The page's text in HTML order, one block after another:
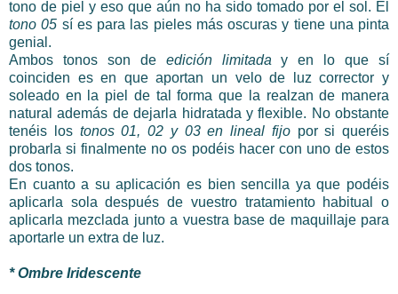
tono de piel y eso que aún no ha sido tomado por el sol. El
tono 05 sí es para las pieles más oscuras y tiene una pinta
genial.
Ambos tonos son de edición limitaday en lo que sí
coinciden es en que aportan un velo de luz corrector y
soleado en la piel de tal forma que la realzan de manera
natural además de dejarla hidratada y flexible. No obstante
tenéis los tonos 01, 02 y 03 en lineal fijopor si queréis
probarla si finalmente no os podéis hacer con uno de estos
dos tonos.
En cuanto a su aplicación es bien sencilla ya que podéis
aplicarla sola después de vuestro tratamiento habitual o
aplicarla mezclada junto a vuestra base de maquillaje para
aportarle un extra de luz.
* Ombre Iridescente